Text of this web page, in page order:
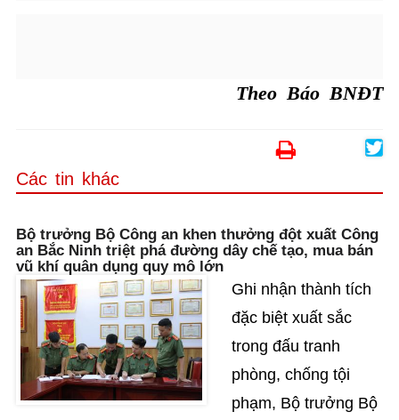
Theo Báo BNĐT
Các tin khác
Bộ trưởng Bộ Công an khen thưởng đột xuất Công
an Bắc Ninh triệt phá đường dây chế tạo, mua bán
vũ khí quân dụng quy mô lớn
Ghi nhận thành tích
đặc biệt xuất sắc
trong đấu tranh
phòng, chống tội
phạm, Bộ trưởng Bộ